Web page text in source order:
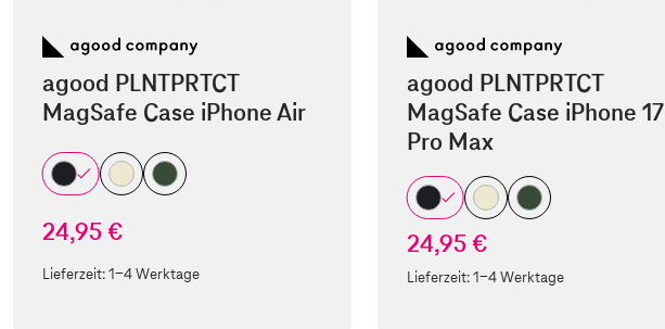
agood PLNTPRTCT
MagSafe Case iPhone Air
24,95 €
Lieferzeit:1-4 Werktage
agood PLNTPRTCT
MagSafe Case iPhone 17
Pro Max
24,95 €
Lieferzeit:1-4 Werktage